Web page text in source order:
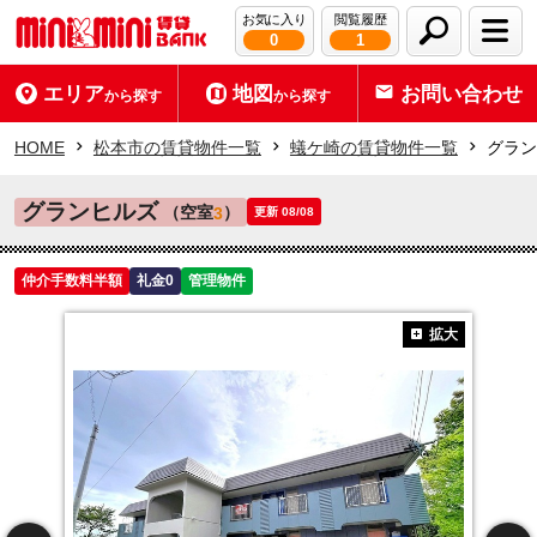
お気に入り
0
閲覧履歴
1
エリアから探す 地図から探す お問い合わせ
HOME 松本市の賃貸物件一覧 蟻ケ崎の賃貸物件一覧 グラ
グランヒルズ （空室3） 更新 08/08
仲介手数料半額 礼金0 管理物件
拡大